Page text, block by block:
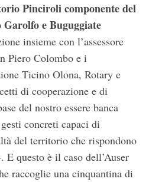
Pinciroli componente del
e Buguggiate
insieme con l’assessore
Piero Colombo e i
Ticino Olona, Rotary e
di cooperazione e di
del nostro essere banca
concreti capaci di
del territorio che rispondono
questo è il caso dell’Auser
raccoglie una cinquantina di